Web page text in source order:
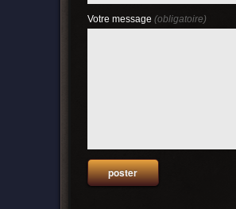
Votre message (obligatoire)